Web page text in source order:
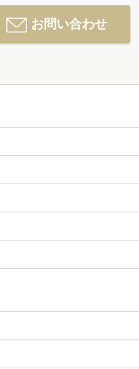
お問い合わせ